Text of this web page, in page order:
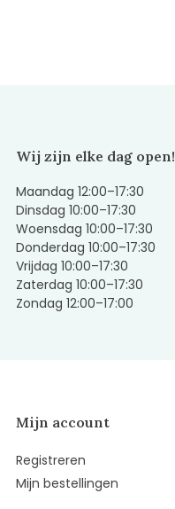
Wij zijn elke dag open!
Maandag 12:00–17:30
Dinsdag 10:00–17:30
Woensdag 10:00–17:30
Donderdag 10:00–17:30
Vrijdag 10:00–17:30
Zaterdag 10:00–17:30
Zondag 12:00–17:00
Mijn account
Registreren
Mijn bestellingen